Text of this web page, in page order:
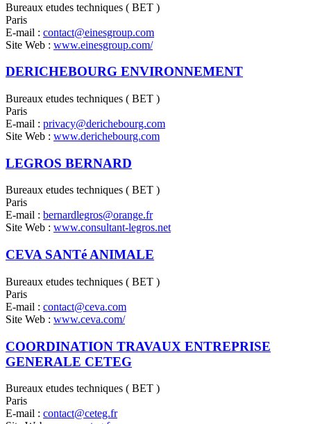
Bureaux etudes techniques ( BET )
Paris
E-mail : contact@einesgroup.com
Site Web : www.einesgroup.com/
DERICHEBOURG ENVIRONNEMENT
Bureaux etudes techniques ( BET )
Paris
E-mail : privacy@derichebourg.com
Site Web : www.derichebourg.com
LEGROS BERNARD
Bureaux etudes techniques ( BET )
Paris
E-mail : bernardlegros@orange.fr
Site Web : www.consultant-legros.net
CEVA SANTé ANIMALE
Bureaux etudes techniques ( BET )
Paris
E-mail : contact@ceva.com
Site Web : www.ceva.com/
COORDINATION TRAVAUX ENTREPRISE
GENERALE CETEG
Bureaux etudes techniques ( BET )
Paris
E-mail : contact@ceteg.fr